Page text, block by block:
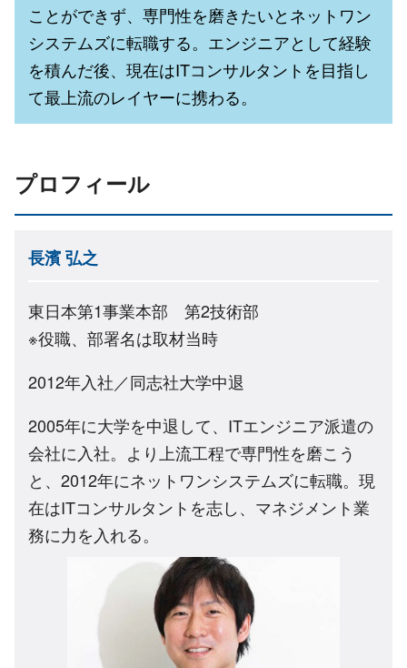
ことができず、専門性を磨きたいとネットワン
システムズに転職する。エンジニアとして経験
を積んだ後、現在はITコンサルタントを目指し
て最上流のレイヤーに携わる。
プロフィール
長濱 弘之
東日本第1事業本部 第2技術部
※役職、部署名は取材当時
2012年入社／同志社大学中退
2005年に大学を中退して、ITエンジニア派遣の
会社に入社。より上流工程で専門性を磨こう
と、2012年にネットワンシステムズに転職。現
在はITコンサルタントを志し、マネジメント業
務に力を入れる。